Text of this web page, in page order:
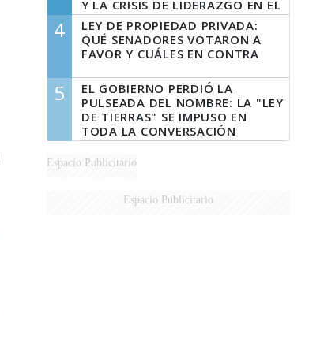
Y LA CRISIS DE LIDERAZGO EN EL
PERONISMO
4
LEY DE PROPIEDAD PRIVADA:
QUÉ SENADORES VOTARON A
FAVOR Y CUÁLES EN CONTRA
5
EL GOBIERNO PERDIÓ LA
PULSEADA DEL NOMBRE: LA "LEY
DE TIERRAS" SE IMPUSO EN
TODA LA CONVERSACIÓN
DIGITAL
Espacio Publicitario
Espacio Publicitario